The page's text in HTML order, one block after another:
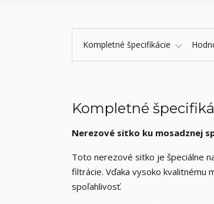
Kompletné špecifikácie
Kompletné
Nerezové sitko ku mosadznej
Toto nerezové sitko je špeciálne
filtrácie. Vďaka vysoko
spoľahlivosť.